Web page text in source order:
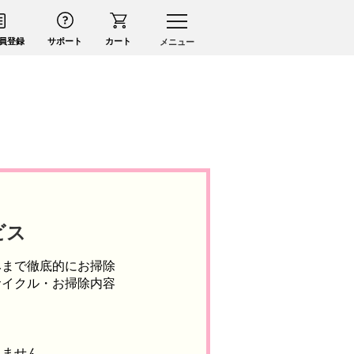
メニュー
登録 サポート カート
ス
で徹底的にお掃除
クル・お掃除内容